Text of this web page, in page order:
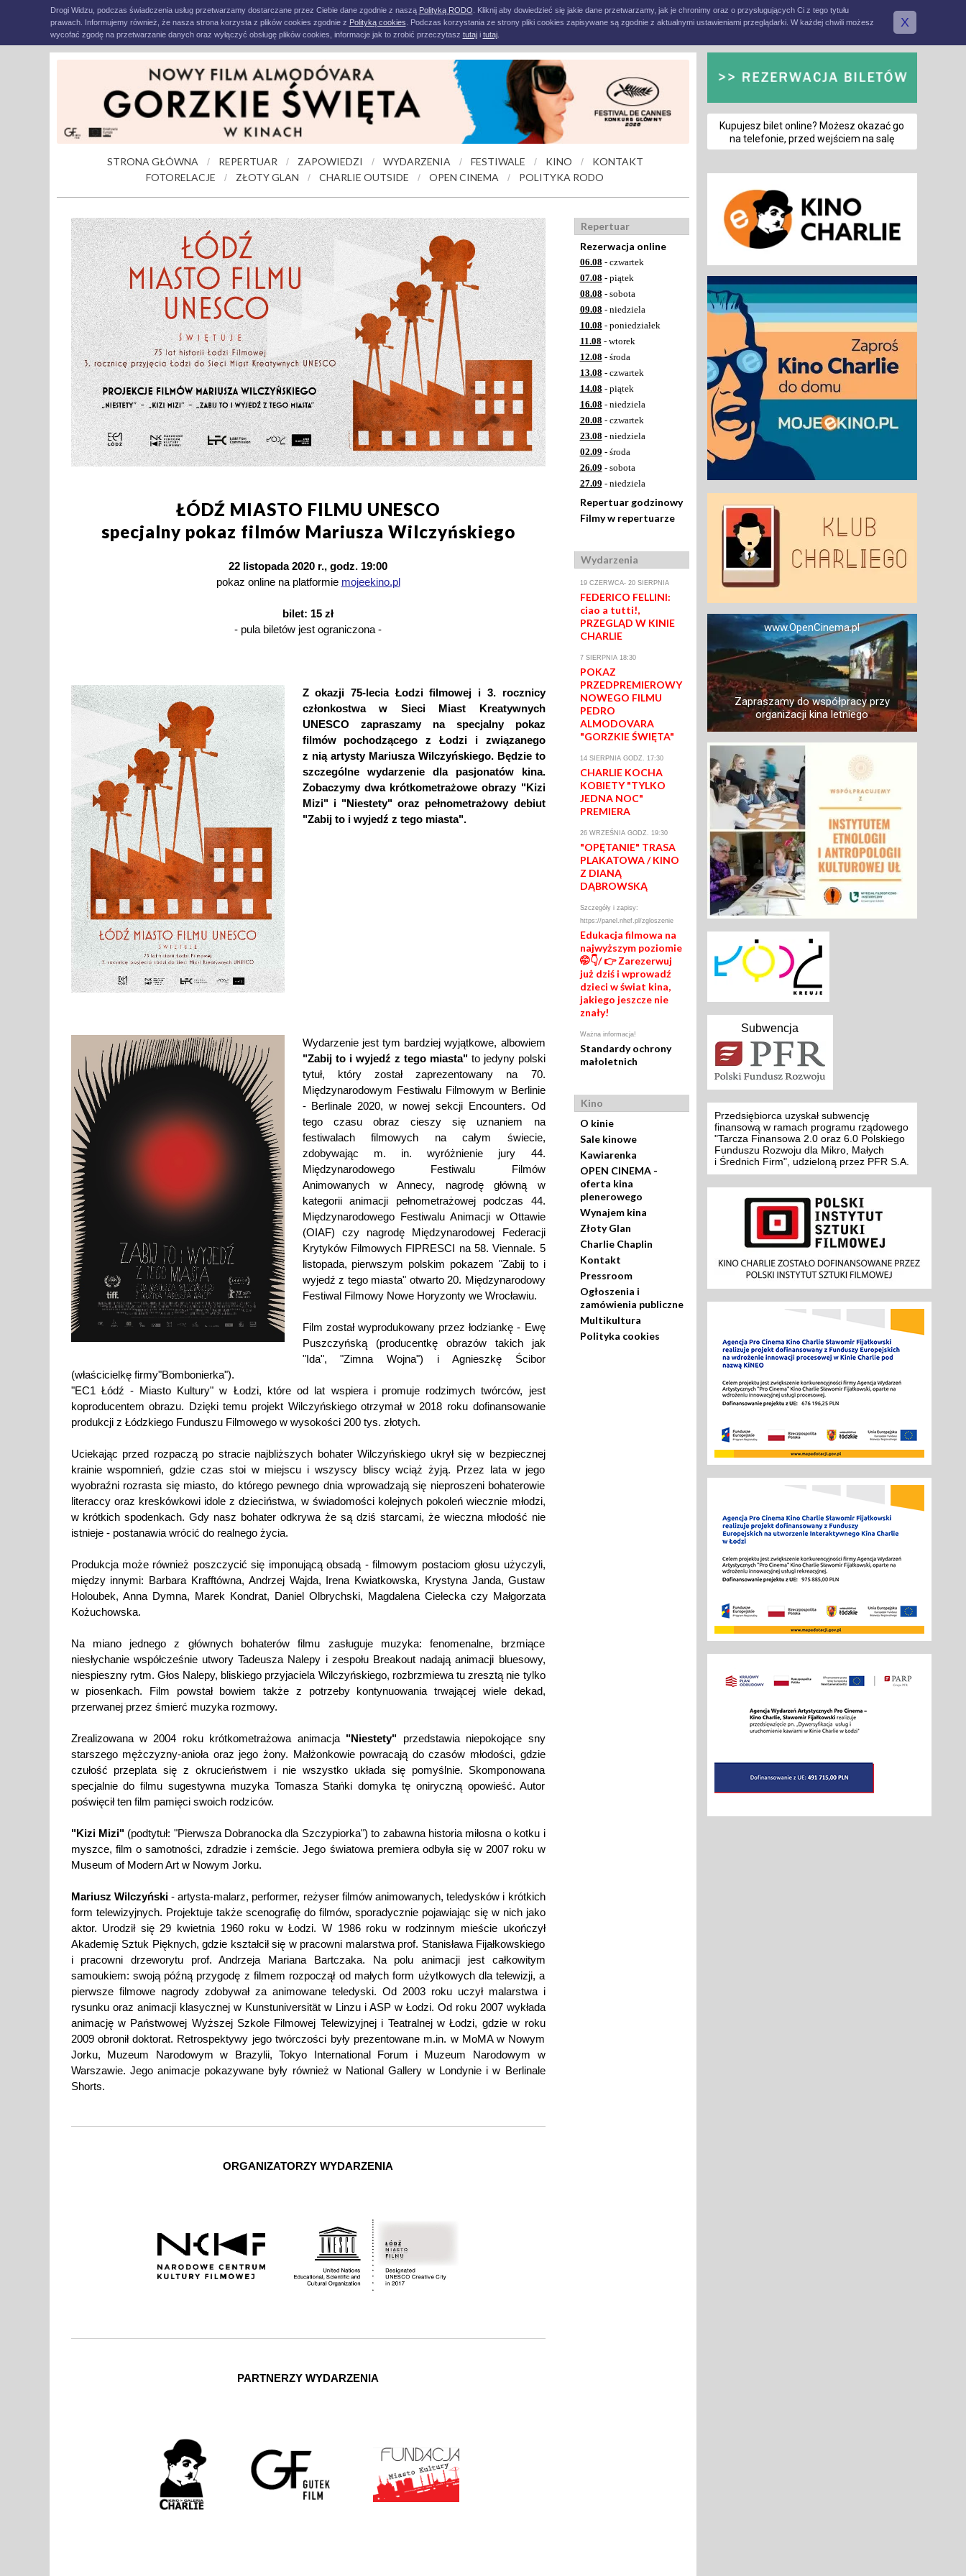
Drogi Widzu, podczas świadczenia usług przetwarzamy dostarczane przez Ciebie dane zgodnie z naszą Polityką RODO . Kliknij aby dowiedzieć się jakie dane przetwarzamy, jak je chronimy oraz o przysługujących Ci z tego tytułu
prawach. Informujemy również, że nasza strona korzysta z plików cookies zgodnie z Polityką cookies . Podczas korzystania ze strony pliki cookies zapisywane są zgodnie z aktualnymi ustawieniami przeglądarki. W każdej chwili możesz
wycofać zgodę na przetwarzanie danych oraz wyłączyć obsługę plików cookies, informacje jak to zrobić przeczytasz tutaji tutaj.
X
STRONA GŁÓWNA / REPERTUAR / ZAPOWIEDZI / WYDARZENIA / FESTIWALE / KINO /
KONTAKT
FOTORELACJE
/ ZŁOTY GLAN / CHARLIE OUTSIDE / OPEN CINEMA / POLITYKA RODO
ŁÓDŹ MIASTO FILMU UNESCO
specjalny pokaz filmów Mariusza Wilczyńskiego
22 listopada 2020 r., godz. 19:00
pokaz online na platformie mojeekino.pl
bilet: 15 zł
- pula biletów jest ograniczona -
Z okazji 75-lecia Łodzi filmowej i 3. rocznicy
członkostwa w Sieci Miast Kreatywnych
UNESCO zapraszamy na specjalny pokaz
filmów pochodzącego z Łodzi i związanego
z nią artysty Mariusza Wilczyńskiego. Będzie to
szczególne wydarzenie dla pasjonatów kina.
Zobaczymy dwa krótkometrażowe obrazy "Kizi
Mizi" i "Niestety" oraz pełnometrażowy debiut
"Zabij to i wyjedź z tego miasta".
Wydarzenie jest tym bardziej wyjątkowe, albowiem
"Zabij to i wyjedź z tego miasta"to jedyny polski
tytuł, który został zaprezentowany na 70.
Międzynarodowym Festiwalu Filmowym w Berlinie
- Berlinale 2020, w nowej sekcji Encounters. Od
tego czasu obraz cieszy się uznaniem na
festiwalach filmowych na całym świecie,
zdobywając m. in. wyróżnienie jury 44.
Międzynarodowego Festiwalu Filmów
Animowanych w Annecy, nagrodę główną w
kategorii animacji pełnometrażowej podczas 44.
Międzynarodowego Festiwalu Animacji w Ottawie
(OIAF) czy nagrodę Międzynarodowej Federacji
Krytyków Filmowych FIPRESCI na 58. Viennale. 5
listopada, pierwszym polskim pokazem "Zabij to i
wyjedź z tego miasta" otwarto 20. Międzynarodowy
Festiwal Filmowy Nowe Horyzonty we Wrocławiu.
Film został wyprodukowany przez łodziankę - Ewę
Puszczyńską (producentkę obrazów takich jak
"Ida", "Zimna Wojna") i Agnieszkę Ścibor
(właścicielkę firmy"Bombonierka").
"EC1 Łódź - Miasto Kultury" w Łodzi, które od lat wspiera i promuje rodzimych twórców, jest
koproducentem obrazu. Dzięki temu projekt Wilczyńskiego otrzymał w 2018 roku dofinansowanie
produkcji z Łódzkiego Funduszu Filmowego w wysokości 200 tys. złotych.
Uciekając przed rozpaczą po stracie najbliższych bohater Wilczyńskiego ukrył się w bezpiecznej
krainie wspomnień, gdzie czas stoi w miejscu i wszyscy bliscy wciąż żyją. Przez lata w jego
wyobraźni rozrasta się miasto, do którego pewnego dnia wprowadzają się nieproszeni bohaterowie
literaccy oraz kreskówkowi idole z dzieciństwa, w świadomości kolejnych pokoleń wiecznie młodzi,
w krótkich spodenkach. Gdy nasz bohater odkrywa że są dziś starcami, że wieczna młodość nie
istnieje - postanawia wrócić do realnego życia.
Produkcja może również poszczycić się imponującą obsadą - filmowym postaciom głosu użyczyli,
między innymi: Barbara Krafftówna, Andrzej Wajda, Irena Kwiatkowska, Krystyna Janda, Gustaw
Holoubek, Anna Dymna, Marek Kondrat, Daniel Olbrychski, Magdalena Cielecka czy Małgorzata
Kożuchowska.
Na miano jednego z głównych bohaterów filmu zasługuje muzyka: fenomenalne, brzmiące
niesłychanie współcześnie utwory Tadeusza Nalepy i zespołu Breakout nadają animacji bluesowy,
niespieszny rytm. Głos Nalepy, bliskiego przyjaciela Wilczyńskiego, rozbrzmiewa tu zresztą nie tylko
w piosenkach. Film powstał bowiem także z potrzeby kontynuowania trwającej wiele dekad,
przerwanej przez śmierć muzyka rozmowy.
Zrealizowana w 2004 roku krótkometrażowa animacja "Niestety" przedstawia niepokojące sny
starszego mężczyzny-anioła oraz jego żony. Małżonkowie powracają do czasów młodości, gdzie
czułość przeplata się z okrucieństwem i nie wszystko układa się pomyślnie. Skomponowana
specjalnie do filmu sugestywna muzyka Tomasza Stańki domyka tę oniryczną opowieść. Autor
poświęcił ten film pamięci swoich rodziców.
"Kizi Mizi"(podtytuł: "Pierwsza Dobranocka dla Szczypiorka") to zabawna historia miłosna o kotku i
myszce, film o samotności, zdradzie i zemście. Jego światowa premiera odbyła się w 2007 roku w
Museum of Modern Art w Nowym Jorku.
Mariusz Wilczyński- artysta-malarz, performer, reżyser filmów animowanych, teledysków i krótkich
form telewizyjnych. Projektuje także scenografię do filmów, sporadycznie pojawiając się w nich jako
aktor. Urodził się 29 kwietnia 1960 roku w Łodzi. W 1986 roku w rodzinnym mieście ukończył
Akademię Sztuk Pięknych, gdzie kształcił się w pracowni malarstwa prof. Stanisława Fijałkowskiego
i pracowni drzeworytu prof. Andrzeja Mariana Bartczaka. Na polu animacji jest całkowitym
samoukiem: swoją późną przygodę z filmem rozpoczął od małych form użytkowych dla telewizji, a
pierwsze filmowe nagrody zdobywał za animowane teledyski. Od 2003 roku uczył malarstwa i
rysunku oraz animacji klasycznej w Kunstuniversität w Linzu i ASP w Łodzi. Od roku 2007 wykłada
animację w Państwowej Wyższej Szkole Filmowej Telewizyjnej i Teatralnej w Łodzi, gdzie w roku
2009 obronił doktorat. Retrospektywy jego twórczości były prezentowane m.in. w MoMA w Nowym
Jorku, Muzeum Narodowym w Brazylii, Tokyo International Forum i Muzeum Narodowym w
Warszawie. Jego animacje pokazywane były również w National Gallery w Londynie i w Berlinale
Shorts.
ORGANIZATORZY WYDARZENIA
PARTNERZY WYDARZENIA
Repertuar
Rezerwacja online
06.08 - czwartek
07.08 - piątek
08.08 - sobota
09.08 - niedziela
10.08 - poniedziałek
11.08 - wtorek
12.08 - środa
13.08 - czwartek
14.08 - piątek
16.08 - niedziela
20.08 - czwartek
23.08 - niedziela
02.09 - środa
26.09 - sobota
27.09 - niedziela
Repertuar godzinowy
Filmy w repertuarze
Wydarzenia
19 CZERWCA- 20 SIERPNIA
FEDERICO FELLINI:
ciao a tutti!,
PRZEGLĄD W KINIE
CHARLIE
7 SIERPNIA 18:30
POKAZ
PRZEDPREMIEROWY
NOWEGO FILMU
PEDRO
ALMODOVARA
"GORZKIE ŚWIĘTA"
14 SIERPNIA GODZ. 17:30
CHARLIE KOCHA
KOBIETY "TYLKO
JEDNA NOC"
PREMIERA
26 WRZEŚNIA GODZ. 19:30
"OPĘTANIE" TRASA
PLAKATOWA / KINO
Z DIANĄ
DĄBROWSKĄ
Szczegóły i zapisy:
https://panel.nhef.pl/zgloszenie
Edukacja filmowa na
najwyższym poziomie
🤭👇/ 👉 Zarezerwuj
już dziś i wprowadź
dzieci w świat kina,
jakiego jeszcze nie
znały!
Ważna informacja!
Standardy ochrony
małoletnich
Kino
O kinie
Sale kinowe
Kawiarenka
OPEN CINEMA -
oferta kina
plenerowego
Wynajem kina
Złoty Glan
Charlie Chaplin
Kontakt
Pressroom
Ogłoszenia i
zamówienia publiczne
Multikultura
Polityka cookies
Kupujesz bilet online? Możesz okazać go
na telefonie, przed wejściem na salę
www.OpenCinema.pl
Zapraszamy do współpracy przy
organizacji kina letniego
Subwencja
Przedsiębiorca uzyskał subwencję
finansową w ramach programu rządowego
"Tarcza Finansowa 2.0 oraz 6.0 Polskiego
Funduszu Rozwoju dla Mikro, Małych
i Średnich Firm", udzieloną przez PFR S.A.